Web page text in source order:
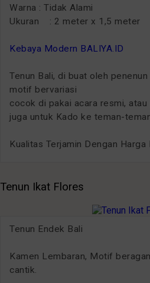
Warna : Tidak Alami
Ukuran : 2 meter x 1,5 meter
Kebaya Modern BALIYA.ID
Tenun Bali, di buat oleh
motif bervariasi
cocok di pakai acara resmi,
juga untuk Kado ke teman-
Kualitas Terjamin Dengan Harga
Tenun Ikat Flores
Tenun Endek Bali
Kamen Lembaran, Motif
cantik.